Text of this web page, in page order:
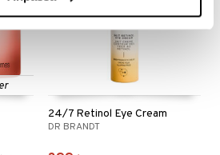
24/7 Retinol Eye Cream
DR BRANDT